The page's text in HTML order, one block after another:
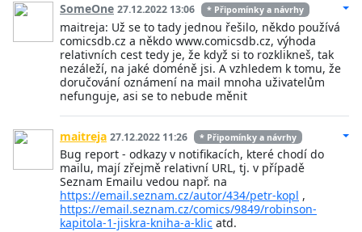
SomeOne 27.12.2022 13:06 * Připomínky a návrhy
maitreja: Už se to tady jednou řešilo, někdo používá
comicsdb.cz a někdo www.comicsdb.cz, výhoda
relativních cest tedy je, že když si to rozklikneš, tak
nezáleží, na jaké doméně jsi. A vzhledem k tomu, že
doručování oznámení na mail mnoha uživatelům
nefunguje, asi se to nebude měnit
maitreja 27.12.2022 11:26 * Připomínky a návrhy
Bug report - odkazy v notifikacích, které chodí do
mailu, mají zřejmě relativní URL, tj. v případě
Seznam Emailu vedou např. na
https://email.seznam.cz/autor/434/petr-kopl ,
https://email.seznam.cz/comics/9849/robinson-
kapitola-1-jiskra-kniha-a-klic atd.